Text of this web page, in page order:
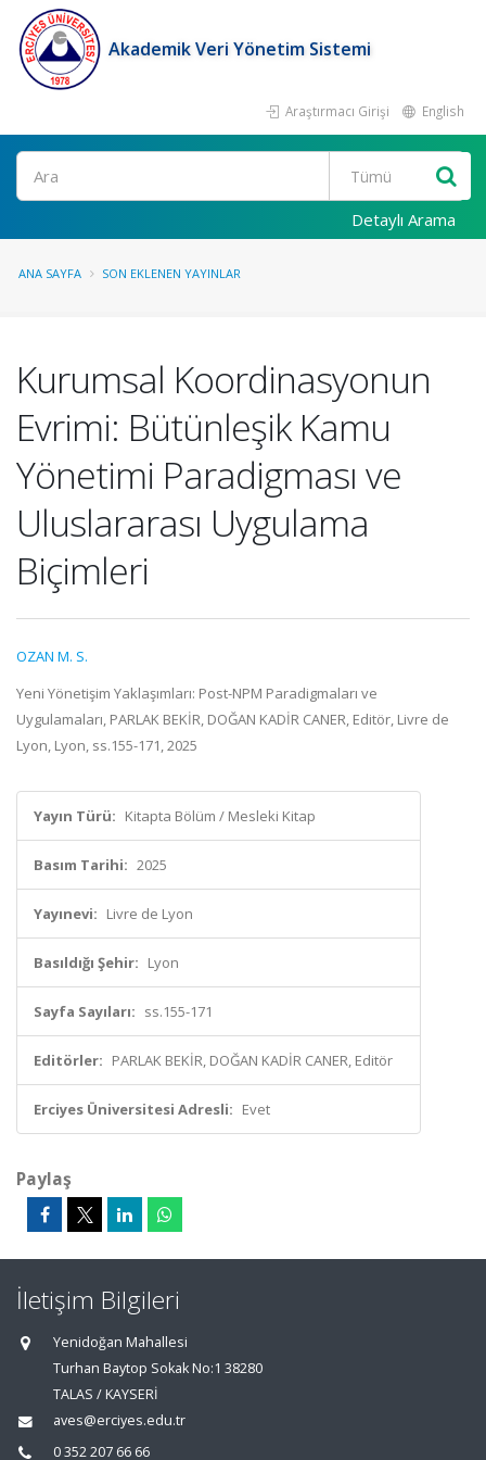
Akademik Veri Yönetim Sistemi
Araştırmacı Girişi English
Ara
Detaylı Arama
ANA SAYFA SON EKLENEN YAYINLAR
Kurumsal Koordinasyonun
Evrimi: Bütünleşik Kamu
Yönetimi Paradigması ve
Uluslararası Uygulama
Biçimleri
OZAN M. S.
Yeni Yönetişim Yaklaşımları: Post-NPM Paradigmaları ve
Uygulamaları, PARLAK BEKİR, DOĞAN KADİR CANER, Editör, Livre de
Lyon, Lyon, ss.155-171, 2025
Yayın Türü: Kitapta Bölüm / Mesleki Kitap
Basım Tarihi: 2025
Yayınevi: Livre de Lyon
Basıldığı Şehir: Lyon
Sayfa Sayıları: ss.155-171
Editörler: PARLAK BEKİR, DOĞAN KADİR CANER, Editör
Erciyes Üniversitesi Adresli: Evet
Paylaş
İletişim Bilgileri
Yenidoğan Mahallesi
Turhan Baytop Sokak No:1 38280
TALAS / KAYSERİ
aves@erciyes.edu.tr
0 352 207 66 66